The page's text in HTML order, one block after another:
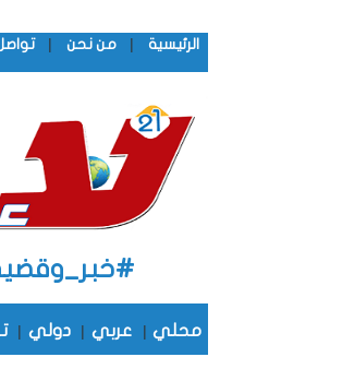
الرئيسية | من نحن |
محلي | عربي | دولي |